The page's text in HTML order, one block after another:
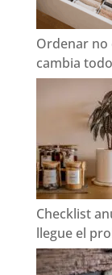
Ordenar no
cambia todo
Checklist
llegue el